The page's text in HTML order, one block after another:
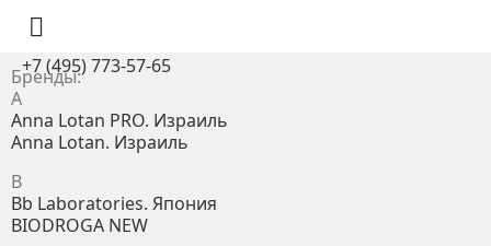

+7 (495) 773-57-65
Бренды:
A
Anna Lotan PRO. Израиль
Anna Lotan. Израиль
B
Bb Laboratories. Япония
BIODROGA NEW